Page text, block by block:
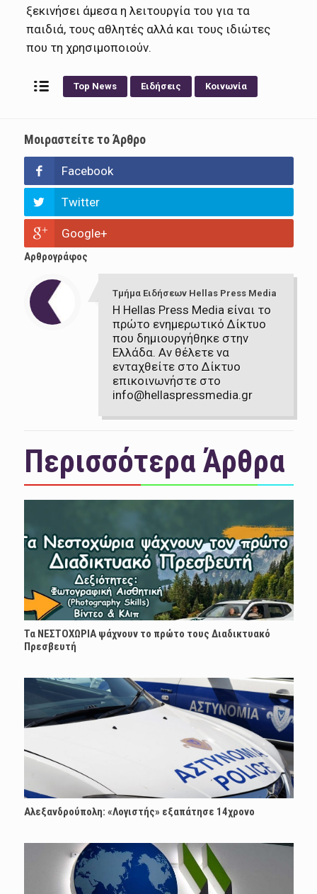
ξεκινήσει άμεσα η λειτουργία του για τα
παιδιά, τους αθλητές αλλά και τους ιδιώτες
που τη χρησιμοποιούν.
Top News Ειδήσεις Κοινωνία
Μοιραστείτε το Άρθρο
Facebook
Twitter
Google+
Αρθρογράφος
Τμήμα Ειδήσεων Hellas Press Media
Η Hellas Press Media είναι το
πρώτο ενημερωτικό Δίκτυο
που δημιουργήθηκε στην
Ελλάδα. Αν θέλετε να
ενταχθείτε στο Δίκτυο
επικοινωνήστε στο
info@hellaspressmedia.gr
Περισσότερα Άρθρα
Τα ΝΕΣΤΟΧΩΡΙΑ ψάχνουν το πρώτο τους Διαδικτυακό
Πρεσβευτή
Αλεξανδρούπολη: «Λογιστής» εξαπάτησε 14χρονο